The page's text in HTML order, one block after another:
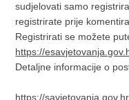
sudjelovati samo
registrirate prije
Registrirati se možete
https://
Detaljne informacije o
https://